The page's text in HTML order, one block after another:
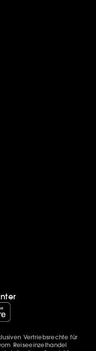
Vertriebsrechte für
Reiseeinzelhandel